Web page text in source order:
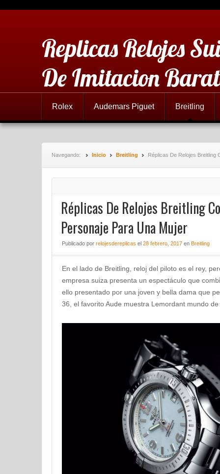
Replicas Relojes
De Imitacion
Rolex Audemars Piguet Breitling
Navegando: Inicio Breitling Réplicas De Relojes Breitling
Réplicas De Relojes Breitling
Personaje Para Una Mujer
Publicado por relojesdereplicas el 28 febrero, 2017 en Breitling
En el lado de Breitling, reloj del piloto es el rey,
empresa suiza presenta un espectáculo que
ello presentado por una joven y bella dama que
36, el favorito Aude muestra Lemordant mundo